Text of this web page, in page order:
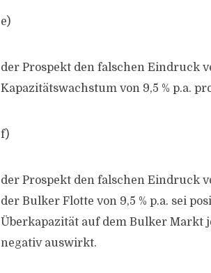
e)
der Prospekt den falschen Eindruck
Kapazitätswachstum von 9,5 % p.a.
f)
der Prospekt den falschen Eindruck
der Bulker Flotte von 9,5 % p.a. sei
Überkapazität auf dem Bulker Markt
negativ auswirkt.